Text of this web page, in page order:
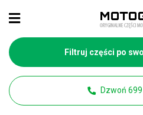
Filtruj części po
Dzwoń